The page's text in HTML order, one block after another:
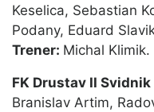
Keselica, Sebastian
Podany, Eduard
Trener: Michal Klimik.
FK Drustav II Svidnik
Branislav Artim,